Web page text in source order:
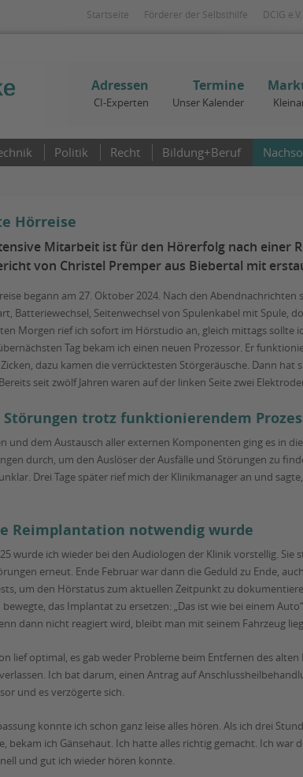
Startseite Förderer der Selbsthilfe DCIG e.V.
Adressen
CI-Experten
Termine
Unser Kalender
Politik Recht Bildung+Beruf
Hörreise
Mitarbeit ist für den Hörerfolg nach einer
von Christel Premper aus Biebertal mit
begann am 27. Oktober 2024. Nach den
Batteriewechsel, Seitenwechsel von Spulenkabel mit Spule,
Morgen rief ich sofort im Hörstudio an, gleich mittags
Tag bekam ich einen neuen Prozessor. Er
dazu kamen die verrücktesten Störgeräusche. Dann
seit zwölf Jahren waren auf der linken Seite zwei
Störungen trotz funktionierendem
und dem Austausch aller externen Komponenten ging es in
durch, um den Auslöser der Ausfälle und Störungen zu
Drei Tage später rief mich der Klinikmanager an und
Reimplantation notwendig wurde
wurde ich wieder bei den Audiologen der Klinik vorstellig.
erneut. Ende Februar war dann die Geduld zu Ende,
um den Hörstatus zum aktuellen Zeitpunkt zu
das Implantat zu ersetzen: „Das ist wie bei einem
dann nicht reagiert wird, bleibt man mit seinem Fahrzeug
lief optimal, es gab weder Probleme beim Entfernen des
Ich bat darum, einen Antrag auf
und es verzögerte sich.
konnte ich schon ganz leise alles hören. Als ich drei
bekam ich Gänsehaut. Ich hatte alles richtig gemacht. Ich war
und gut ich wieder hören konnte.